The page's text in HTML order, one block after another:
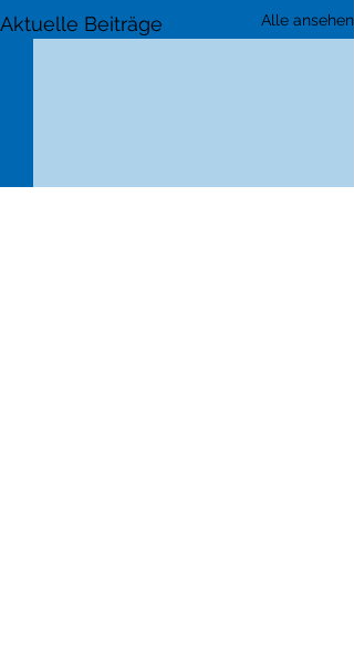
Aktuelle Beiträge Alle ansehen